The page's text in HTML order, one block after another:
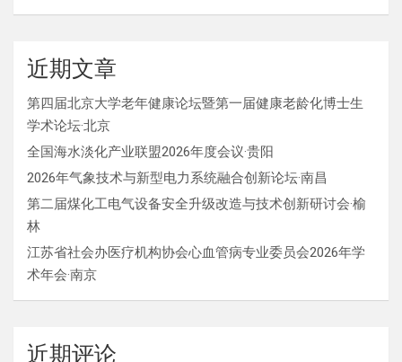
近期文章
第四届北京大学老年健康论坛暨第一届健康老龄化博士生
学术论坛·北京
全国海水淡化产业联盟2026年度会议·贵阳
2026年气象技术与新型电力系统融合创新论坛·南昌
第二届煤化工电气设备安全升级改造与技术创新研讨会·榆
林
江苏省社会办医疗机构协会心血管病专业委员会2026年学
术年会·南京
近期评论